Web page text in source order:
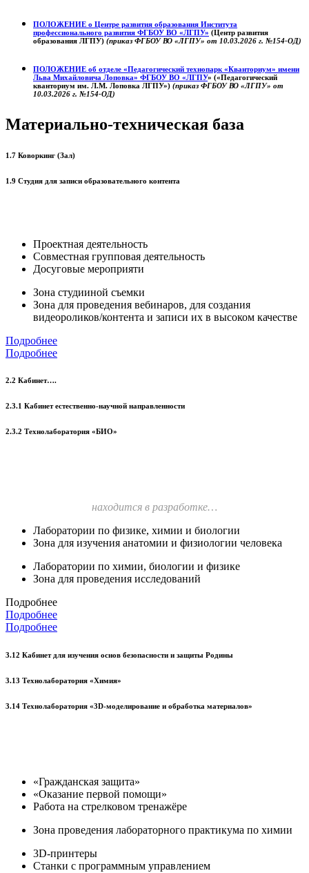
ПОЛОЖЕНИЕ о Центре развития образования Института
профессионального развития ФГБОУ ВО «ЛГПУ» (Центр развития
образования ЛГПУ) (приказ ФГБОУ ВО «ЛГПУ» от 10.03.2026 г. №154-ОД)
ПОЛОЖЕНИЕ об отделе «Педагогический технопарк «Кванториум» имени
Льва Михайловича Лоповка» ФГБОУ ВО «ЛГПУ» («Педагогический
кванториум им. Л.М. Лоповка ЛГПУ») (приказ ФГБОУ ВО «ЛГПУ» от
10.03.2026 г. №154-ОД)
Материально-техническая база
1.7 Коворкинг (Зал)
1.9 Студия для записи образовательного контента
Проектная деятельность
Совместная групповая деятельность
Досуговые мероприяти
Зона студииной съемки
Зона для проведения вебинаров, для создания
видеороликов/контента и записи их в высоком качестве
Подробнее
Подробнее
2.2 Кабинет….
2.3.1 Кабинет естественно-научной направленности
2.3.2 Технолаборатория «БИО»
находится в разработке…
Лаборатории по физике, химии и биологии
Зона для изучения анатомии и физиологии человека
Лаборатории по химии, биологии и физике
Зона для проведения исследований
Подробнее
Подробнее
Подробнее
3.12 Кабинет для изучения основ безопасности и защиты Родины
3.13 Технолаборатория «Химия»
3.14 Технолаборатория «3D-моделирование и обработка материалов»
«Гражданская защита»
«Оказание первой помощи»
Работа на стрелковом тренажёре
Зона проведения лабораторного практикума по химии
3D-принтеры
Станки с программным управлением